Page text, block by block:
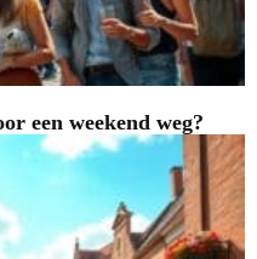
een weekend weg?